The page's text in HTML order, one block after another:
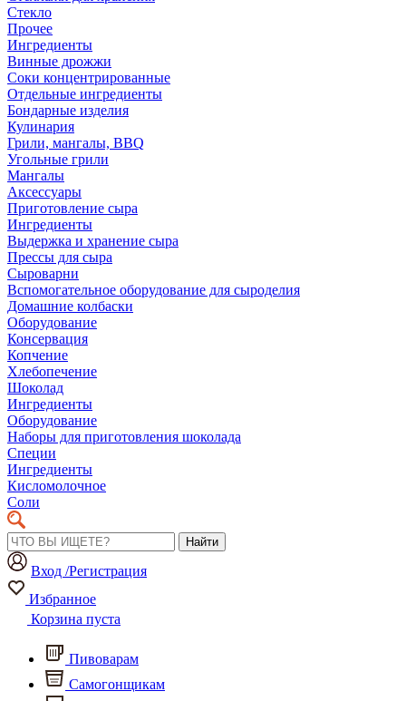
Стекло
Прочее
Ингредиенты
Винные дрожжи
Соки концентрированные
Отдельные ингредиенты
Бондарные изделия
Кулинария
Грили, мангалы, BBQ
Угольные грили
Мангалы
Аксессуары
Приготовление сыра
Ингредиенты
Выдержка и хранение сыра
Прессы для сыра
Сыроварни
Вспомогательное оборудование для сыроделия
Домашние колбаски
Оборудование
Консервация
Копчение
Хлебопечение
Шоколад
Ингредиенты
Оборудование
Наборы для приготовления шоколада
Специи
Ингредиенты
Кисломолочное
Соли
Найти
Вход /Регистрация
Избранное
Корзина пуста
Пивоварам
Самогонщикам